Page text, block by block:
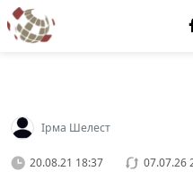
Ірма Шелест
20.08.21 18:37 07.07.26